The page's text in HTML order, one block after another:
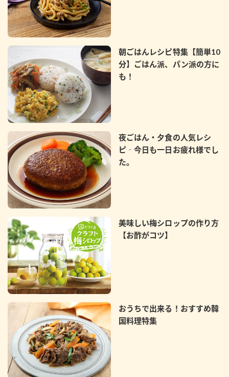
朝ごはんレシピ特集【簡単10
分】ごはん派、パン派の方に
も！
夜ごはん・夕食の人気レシ
ピ‐今日も一日お疲れ様でし
た。
美味しい梅シロップの作り方
【お酢がコツ】
おうちで出来る！おすすめ韓
国料理特集